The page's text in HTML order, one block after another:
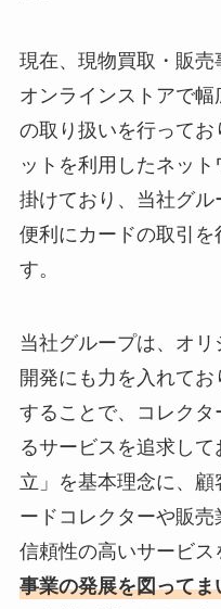
現在、現物買取・販
オンラインストアで
の取り扱いを行って
ットを利用したネッ
掛けており、当社グ
便利にカードの取引を
す。
当社グループは、オ
開発にも力を入れて
することで、コレク
るサービスを追求し
立」を基本理念に、
ードコレクターや販
信頼性の高いサービス
事業の発展を図って